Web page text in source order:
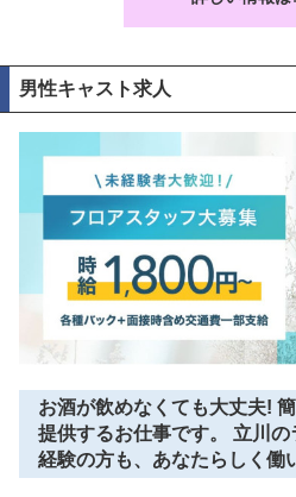
18:00〜翌6:00の間で
週1日・3時間〜OK!
※強制ビラ配り無し、ノルマやペナ
・18歳以上(高校生不可)
学生さん、フリーターさん、OLさ
立川ラウンジ・スナックのアルバイ
お酒の作り方や接客の仕方など、イ
します。
わからないことは何でも聞いてくだ
みんな和気藹々とした雰囲気なので
ずです。
・経験者さんは優遇いたします。
面接時にご相談ください。ブランク
男性キャスト求人
お酒が飲めなくても大丈夫!
提供するお仕事です。 立川
経験の方も、あなたらしく働